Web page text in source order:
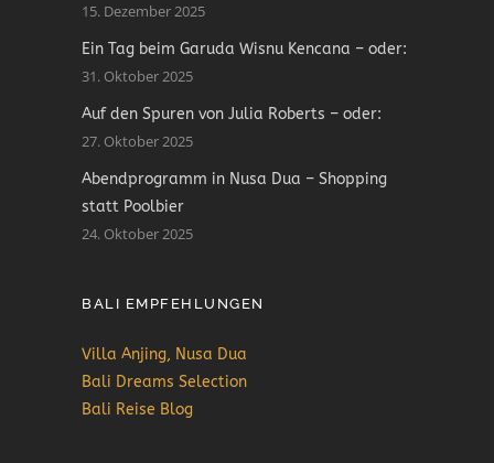
15. Dezember 2025
Ein Tag beim Garuda Wisnu Kencana – oder:
31. Oktober 2025
Auf den Spuren von Julia Roberts – oder:
27. Oktober 2025
Abendprogramm in Nusa Dua – Shopping
statt Poolbier
24. Oktober 2025
BALI EMPFEHLUNGEN
Villa Anjing, Nusa Dua
Bali Dreams Selection
Bali Reise Blog